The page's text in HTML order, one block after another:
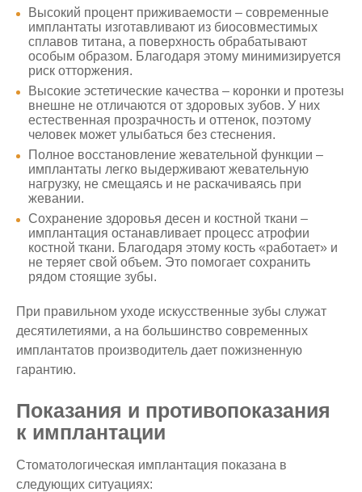
Высокий процент приживаемости – современные
имплантаты изготавливают из биосовместимых
сплавов титана, а поверхность обрабатывают
особым образом. Благодаря этому минимизируется
риск отторжения.
Высокие эстетические качества – коронки и протезы
внешне не отличаются от здоровых зубов. У них
естественная прозрачность и оттенок, поэтому
человек может улыбаться без стеснения.
Полное восстановление жевательной функции –
имплантаты легко выдерживают жевательную
нагрузку, не смещаясь и не раскачиваясь при
жевании.
Сохранение здоровья десен и костной ткани –
имплантация останавливает процесс атрофии
костной ткани. Благодаря этому кость «работает» и
не теряет свой объем. Это помогает сохранить
рядом стоящие зубы.
При правильном уходе искусственные зубы служат
десятилетиями, а на большинство современных
имплантатов производитель дает пожизненную
гарантию.
Показания и противопоказания
к имплантации
Стоматологическая имплантация показана в
следующих ситуациях: